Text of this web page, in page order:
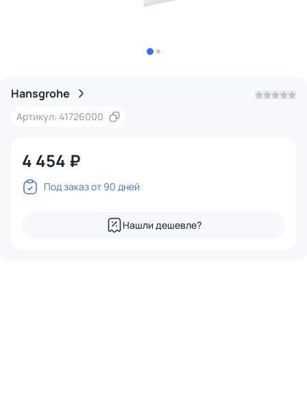
Hansgrohe
Артикул: 41726000
4 454 ₽
Под заказ от 90 дней
Нашли дешевле?